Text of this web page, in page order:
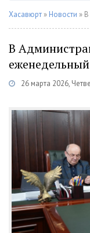
Хасавюрт » Новости » В
В
26 марта 2026,